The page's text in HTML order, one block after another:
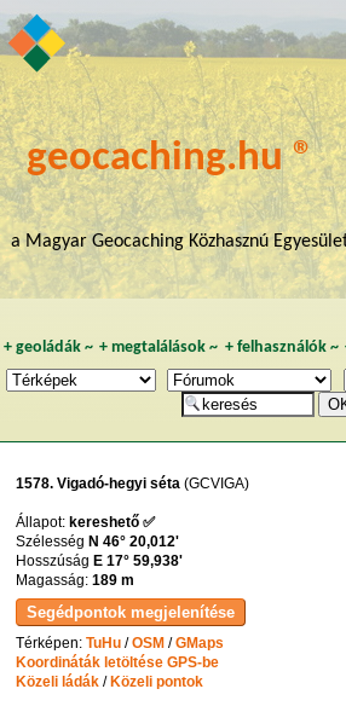
geocaching.hu ®
a Magyar Geocaching Közhasznú
+ geoládák~ +megtalálások ~ + felhasználók~
1578. Vigadó-hegyi séta (GCVIGA)
Állapot: kereshető ✅
Szélesség N 46° 20,012'
Hosszúság E 17° 59,938'
Magasság:189 m
Térképen:TuHu /OSM /GMaps
Koordináták letöltése GPS-be
Közeli ládák /Közeli pontok